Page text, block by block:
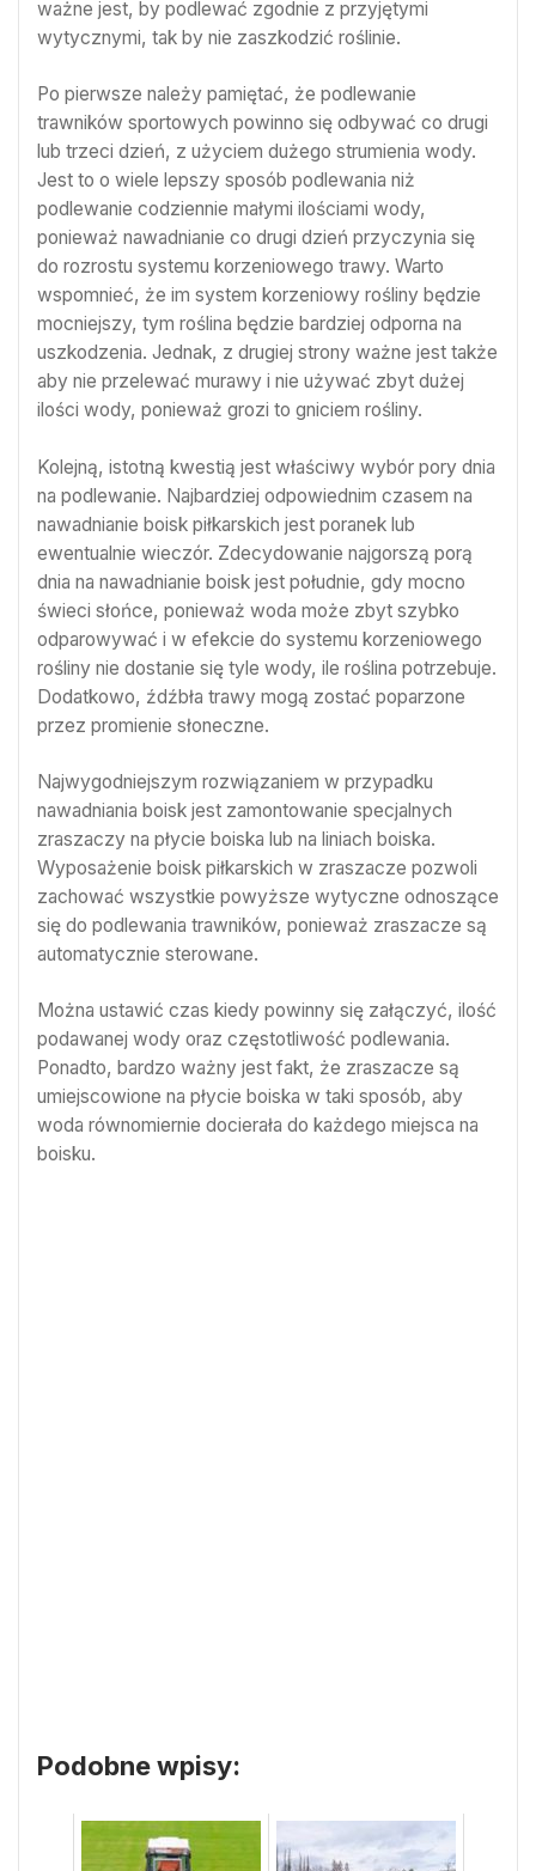
ważne jest, by podlewać zgodnie z przyjętymi
wytycznymi, tak by nie zaszkodzić roślinie.
Po pierwsze należy pamiętać, że podlewanie
trawników sportowych powinno się odbywać co drugi
lub trzeci dzień, z użyciem dużego strumienia wody.
Jest to o wiele lepszy sposób podlewania niż
podlewanie codziennie małymi ilościami wody,
ponieważ nawadnianie co drugi dzień przyczynia się
do rozrostu systemu korzeniowego trawy. Warto
wspomnieć, że im system korzeniowy rośliny będzie
mocniejszy, tym roślina będzie bardziej odporna na
uszkodzenia. Jednak, z drugiej strony ważne jest także
aby nie przelewać murawy i nie używać zbyt dużej
ilości wody, ponieważ grozi to gniciem rośliny.
Kolejną, istotną kwestią jest właściwy wybór pory dnia
na podlewanie. Najbardziej odpowiednim czasem na
nawadnianie boisk piłkarskich jest poranek lub
ewentualnie wieczór. Zdecydowanie najgorszą porą
dnia na nawadnianie boisk jest południe, gdy mocno
świeci słońce, ponieważ woda może zbyt szybko
odparowywać i w efekcie do systemu korzeniowego
rośliny nie dostanie się tyle wody, ile roślina potrzebuje.
Dodatkowo, źdźbła trawy mogą zostać poparzone
przez promienie słoneczne.
Najwygodniejszym rozwiązaniem w przypadku
nawadniania boisk jest zamontowanie specjalnych
zraszaczy na płycie boiska lub na liniach boiska.
Wyposażenie boisk piłkarskich w zraszacze pozwoli
zachować wszystkie powyższe wytyczne odnoszące
się do podlewania trawników, ponieważ zraszacze są
automatycznie sterowane.
Można ustawić czas kiedy powinny się załączyć, ilość
podawanej wody oraz częstotliwość podlewania.
Ponadto, bardzo ważny jest fakt, że zraszacze są
umiejscowione na płycie boiska w taki sposób, aby
woda równomiernie docierała do każdego miejsca na
boisku.
Podobne wpisy: